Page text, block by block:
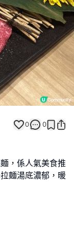
0 0
，係人氣美食推
麵湯底濃郁，暖